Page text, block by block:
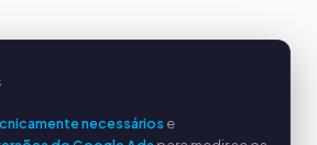
nós
necessários e